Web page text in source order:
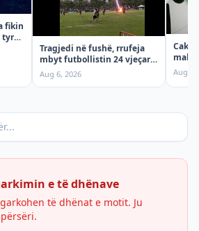
fikin
Tragjedi në fushë, rrufeja
mbyt futbollistin 24 vjeçar
gjatë ndeshjes
Aug 6, 2026
për
Aug 6,
e të dhënave
të dhënat e motit. Ju